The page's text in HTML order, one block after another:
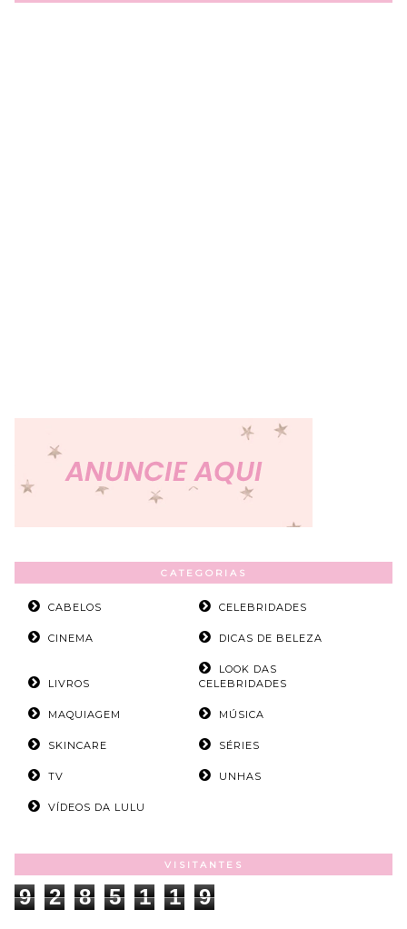
CATEGORIAS
CABELOS CELEBRIDADES
CINEMA DICAS DE BELEZA
LIVROS
LOOK DAS
CELEBRIDADES
MAQUIAGEM MÚSICA
SKINCARE SÉRIES
TV UNHAS
VÍDEOS DA LULU
VISITANTES
9 2 8 5 1 1 9